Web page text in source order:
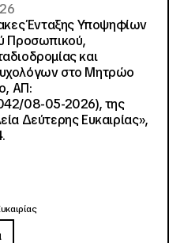
Ένταξης Υποψηφίων
Προσωπικού,
και
στο Μητρώο
ΑΠ:
08-05-2026), της
Δεύτερης Ευκαιρίας»,